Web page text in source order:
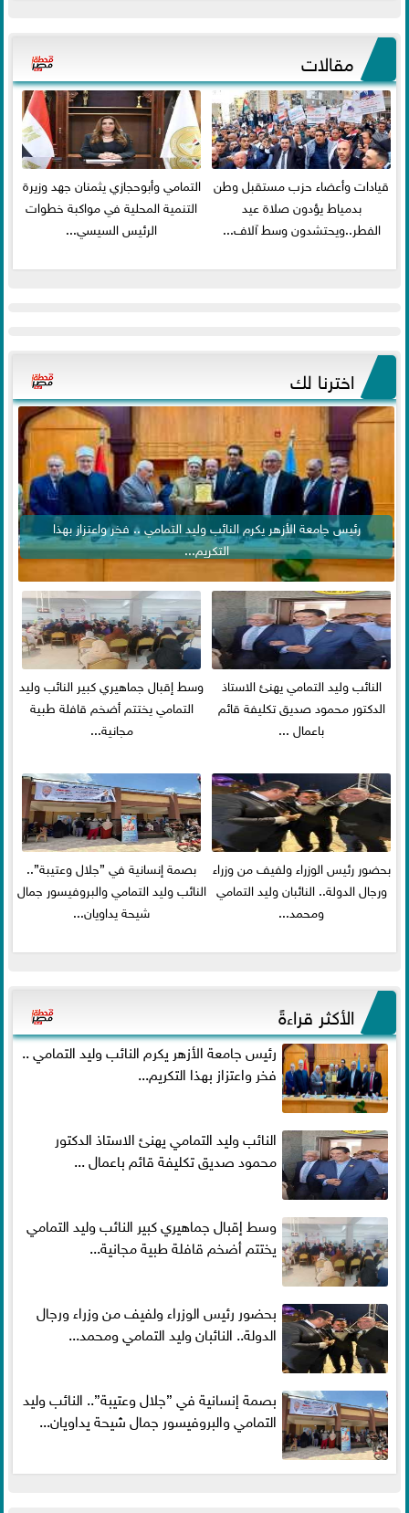
مقالات
قيادات وأعضاء حزب مستقبل وطن
بدمياط يؤدون صلاة عيد
الفطر..ويحتشدون وسط آلاف...
التمامي وأبوحجازي يثمنان جهد وزيرة
التنمية المحلية في مواكبة خطوات
الرئيس السيسي...
اخترنا لك
رئيس جامعة الأزهر يكرم النائب وليد التمامي .. فخر واعتزاز بهذا
التكريم...
النائب وليد التمامي يهنئ الاستاذ
الدكتور محمود صديق تكليفة قائم
باعمال ...
وسط إقبال جماهيري كبير النائب وليد
التمامي يختتم أضخم قافلة طبية
مجانية...
بحضور رئيس الوزراء ولفيف من وزراء
ورجال الدولة.. النائبان وليد التمامي
ومحمد...
بصمة إنسانية في ”جلال وعتيبة”..
النائب وليد التمامي والبروفيسور جمال
شيحة يداويان...
الأكثر قراءةً
رئيس جامعة الأزهر يكرم النائب وليد التمامي ..
فخر واعتزاز بهذا التكريم...
النائب وليد التمامي يهنئ الاستاذ الدكتور
محمود صديق تكليفة قائم باعمال ...
وسط إقبال جماهيري كبير النائب وليد التمامي
يختتم أضخم قافلة طبية مجانية...
بحضور رئيس الوزراء ولفيف من وزراء ورجال
الدولة.. النائبان وليد التمامي ومحمد...
بصمة إنسانية في ”جلال وعتيبة”.. النائب وليد
التمامي والبروفيسور جمال شيحة يداويان...